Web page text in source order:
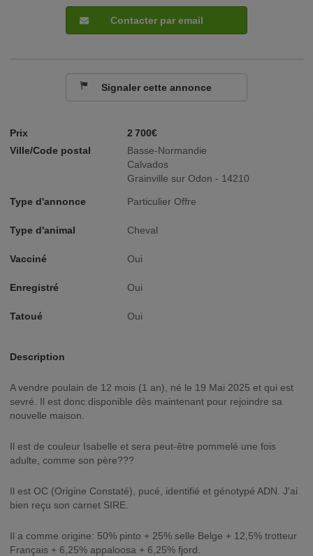
Prix
2 700€
Ville/Code postal
Basse-Normandie
Calvados
Grainville sur Odon - 14210
Type d'annonce Particulier Offre
Type d'animal Cheval
Vacciné Oui
Enregistré Oui
Tatoué Oui
Description
A vendre poulain de 12 mois (1 an), né le 19 Mai 2025 et qui est
sevré. Il est donc disponible dès maintenant pour rejoindre sa
nouvelle maison.
Il est de couleur Isabelle et sera peut-être pommelé une fois
adulte, comme son père???
Il est OC (Origine Constaté), pucé, identifié et génotypé ADN. J'ai
bien reçu son carnet SIRE.
Il a comme origine: 50% pinto + 25% selle Belge + 12,5% trotteur
Français + 6,25% appaloosa + 6,25% fjord.
Contacter par email
Signaler cette annonce